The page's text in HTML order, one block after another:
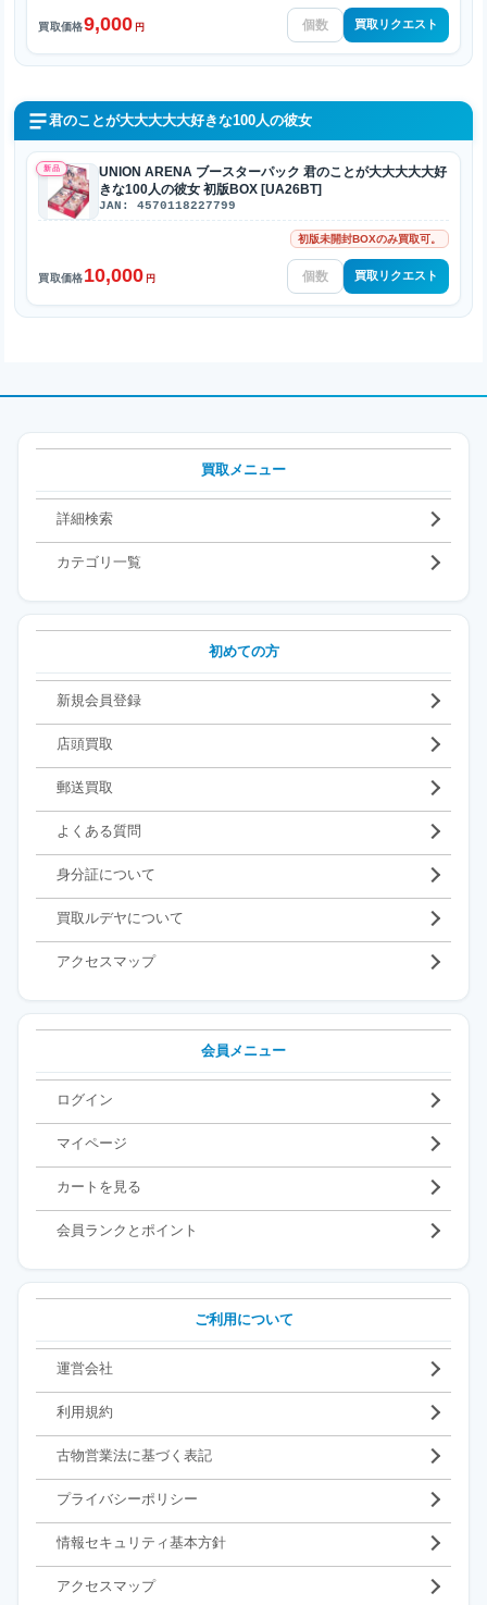
買取価格9,000 円 買取リクエスト
君のことが大大大大大好きな100人の彼女
新品
UNION ARENA ブースターパック 君のことが大大大大大好
きな100人の彼女 初版BOX [UA26BT]
JAN: 4570118227799
初版未開封BOXのみ買取可。
買取価格10,000 円 買取リクエスト
買取メニュー
詳細検索
カテゴリ一覧
初めての方
新規会員登録
店頭買取
郵送買取
よくある質問
身分証について
買取ルデヤについて
アクセスマップ
会員メニュー
ログイン
マイページ
カートを見る
会員ランクとポイント
ご利用について
運営会社
利用規約
古物営業法に基づく表記
プライバシーポリシー
情報セキュリティ基本方針
アクセスマップ